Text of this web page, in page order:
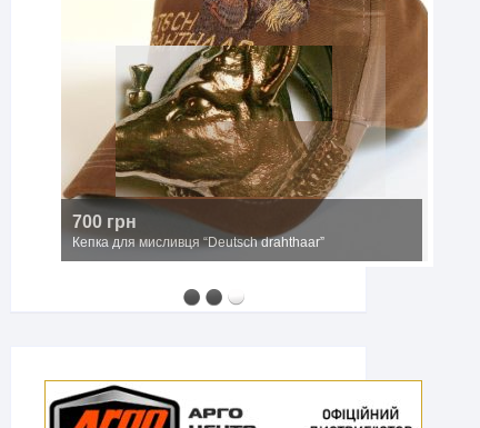
700 грн
Кепка для мисливця “Deutsch drahthaar”